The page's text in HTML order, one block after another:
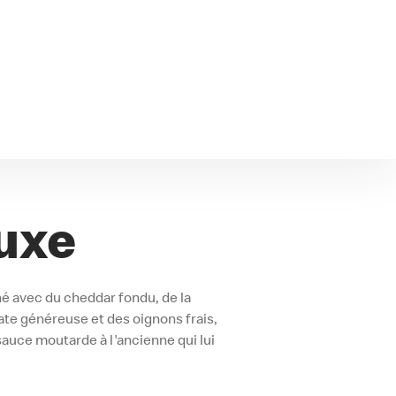
avec du cheddar fondu, de la
généreuse et des oignons frais,
moutarde à l'ancienne qui lui